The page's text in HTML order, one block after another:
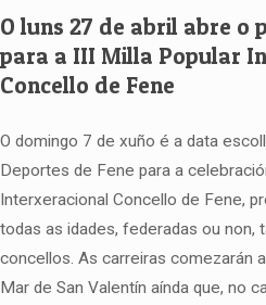
O luns 27 de abril abre o
para a III Milla Popular
Concello de Fene
O domingo 7 de xuño é a data
Deportes de Fene para a
Interxeracional Concello de Fene,
todas as idades, federadas ou non,
concellos. As carreiras comezarán
Mar de San Valentín aínda que, no